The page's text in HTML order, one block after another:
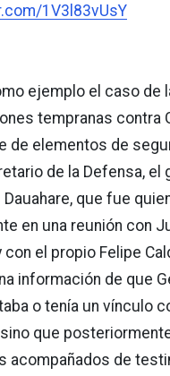
1V3l83vUsY
ejemplo el caso de
tempranas contra
de elementos de
de la Defensa, el
que fue
en una reunión con
con el propio Felipe
información de que
o tenía un vínculo
sino que
acompañados de